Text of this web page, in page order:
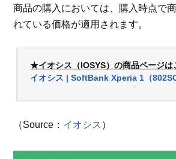
商品の購入においては、購入時点で
れている価格が適用されます。
★イオシス（IOSYS）の商品ページは
イオシス | SoftBank Xperia 1（802SO
（Source： イオシス ）